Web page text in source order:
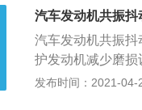
进行消音降噪处
音传入，安装隔
汽车发动机共振
汽车发动机共振
护发动机减少磨
时，会发生进气
发布时间：2021-04-